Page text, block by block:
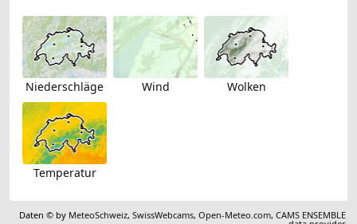
Niederschläge Wind Wolken
Temperatur
Daten © by MeteoSchweiz,SwissWebcams,Open-Meteo.com,CAMS ENSEMBLE